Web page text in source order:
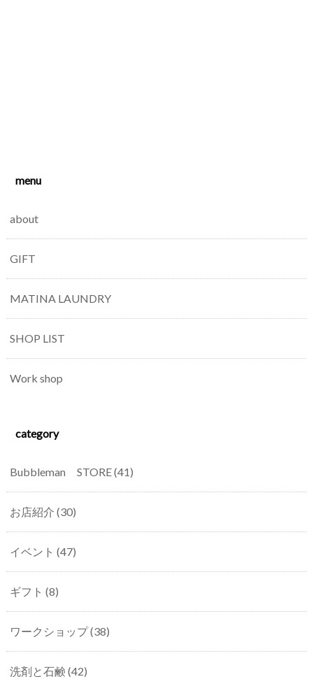
menu
about
GIFT
MATINA LAUNDRY
SHOP LIST
Work shop
category
Bubbleman STORE(41)
お店紹介 (30)
イベント (47)
ギフト (8)
ワークショップ(38)
洗剤と石鹸 (42)